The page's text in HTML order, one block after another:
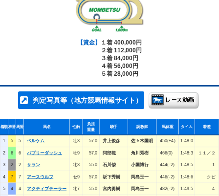
【賞金】
１着 400,000円
２着 112,000円
３着 84,000円
４着 56,000円
５着 28,000円
判定写真等（地方競馬情報サイト）
着順枠番馬番 馬名 性齢
負担
重量
騎手 調教師 馬体重 タイム 着差
1 5 5 ベルケム 牡3 57.0 井上俊彦 佐々木国明 450(+4) 1:48:0
2 6 6 バブリーダッシュ 牡9 57.0 阿部龍 角川秀樹 466(0) 1:48:3 １１／２
3 2 2 サラン 牝3 55.0 石川倭 小国博行 444(-2) 1:48:5 １
4 7 7 アースウルフ セ9 57.0 坂下秀樹 岡島玉一 446(-2) 1:48:6 クビ
5 4 4 アクティブテーラー 牝7 55.0 宮内勇樹 岡島玉一 482(-2) 1:49:5 ４